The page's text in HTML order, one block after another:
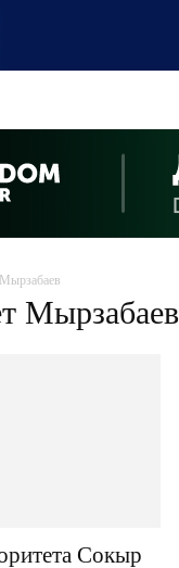
Мырзабаев
Сокыр